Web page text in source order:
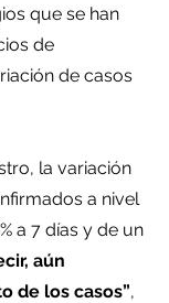
que se han
de
de casos
la variación
a nivel
a 7 días y de un
aún
de los casos”,